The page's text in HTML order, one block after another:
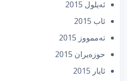
ئه‌یلول 2015
ئاب 2015
تەممووز 2015
حوزه‌یران 2015
ئایار 2015